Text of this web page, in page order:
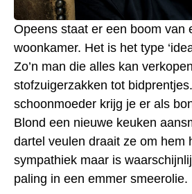
Opeens staat er een boom van
woonkamer. Het is het type
Zo’n man die alles kan
stofzuigerzakken tot
schoonmoeder krijg je er als
Blond een nieuwe keuken
dartel veulen draait ze om hem
sympathiek maar is
paling in een emmer smeerolie.